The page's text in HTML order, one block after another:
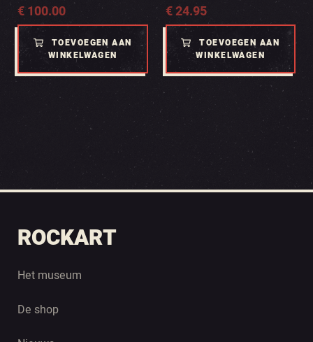
€100.00
TOEVOEGEN AAN
WINKELWAGEN
€24.95
TOEVOEGEN AAN
WINKELWAGEN
ROCKART
Het museum
De shop